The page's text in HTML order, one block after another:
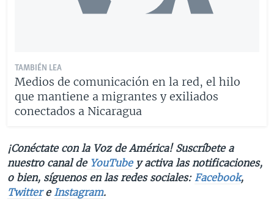
TAMBIÉN LEA
Medios de comunicación en la red, el hilo
que mantiene a migrantes y exiliados
conectados a Nicaragua
¡Conéctate con la Voz de América! Suscríbete a
nuestro canal deYouTubey activa las notificaciones,
o bien, síguenos en las redes sociales: Facebook,
Twittere Instagram.